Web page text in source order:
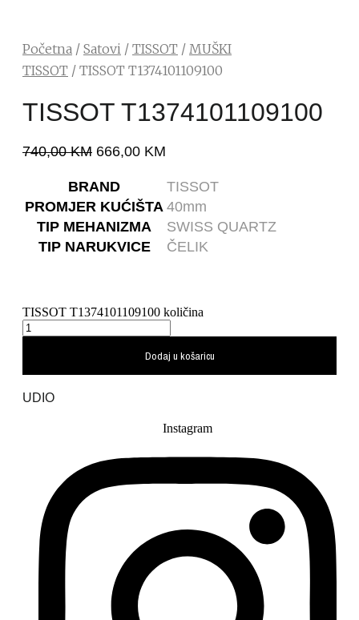
Početna / Satovi / TISSOT / MUŠKI
TISSOT / TISSOT T1374101109100
TISSOT T1374101109100
740,00KM 666,00 KM
BRAND
TISSOT
PROMJER KUĆIŠTA 40mm
TIP MEHANIZMA
SWISS QUARTZ
TIP NARUKVICE
ČELIK
TISSOT T1374101109100 količina
Dodaj u košaricu
UDIO
Instagram